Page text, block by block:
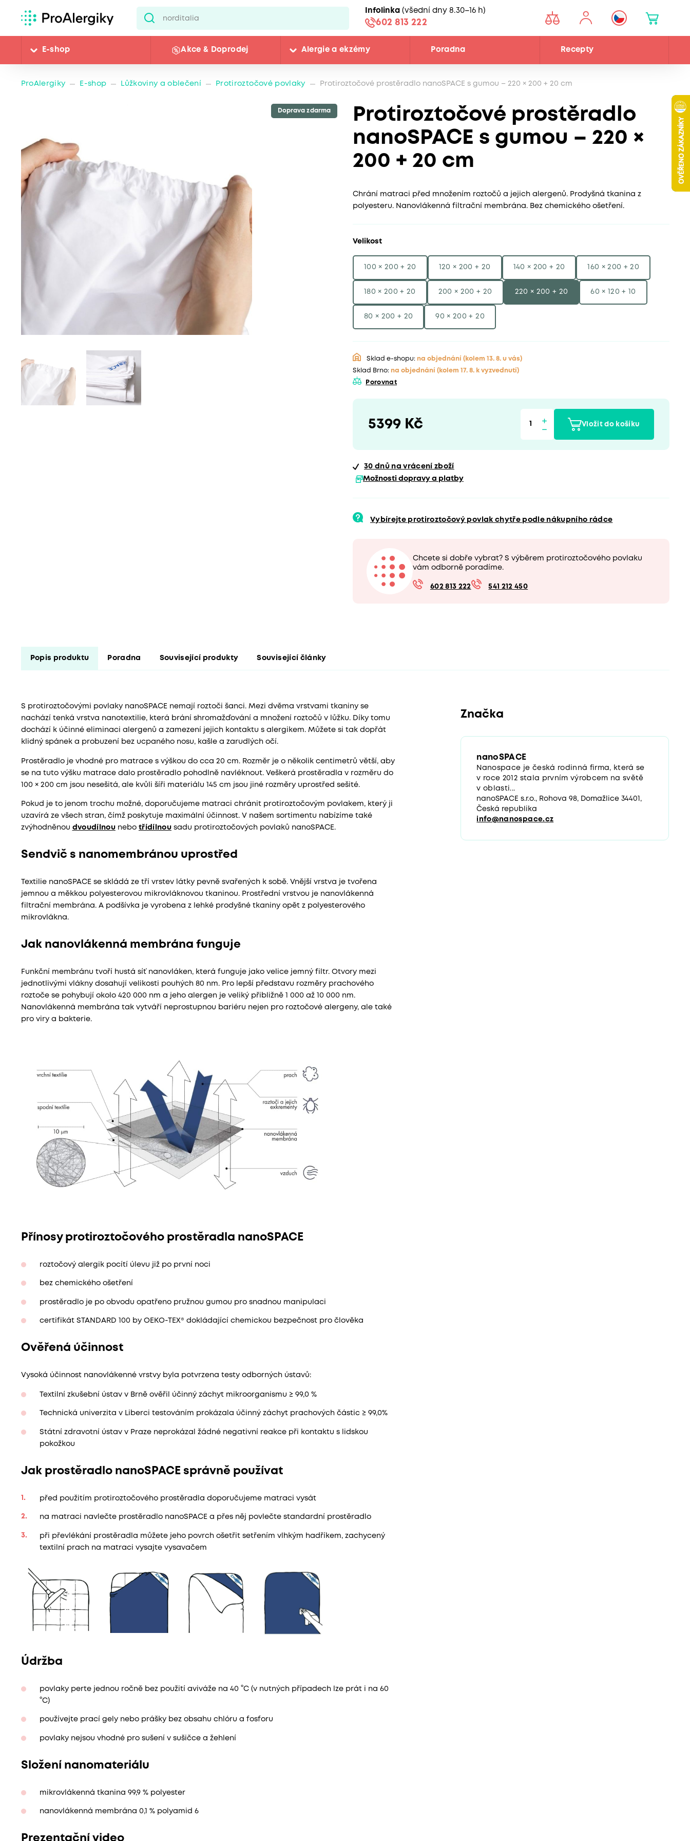
Infolinka (všední dny 8.30–16 h)
602 813 222
E-shop Akce & Doprodej Alergie a ekzémy Poradna Recepty
ProAlergiky E-shop Lůžkoviny a oblečení Protiroztočové povlaky Protiroztočové prostěradlo nanoSPACE s gumou – 220 × 200 + 20 cm
Protiroztočové prostěradlo
nanoSPACE s gumou – 220 ×
200 + 20 cm
Doprava zdarma
Chrání matraci před množením roztočů a jejich alergenů. Prodyšná tkanina z
polyesteru. Nanovlákenná filtrační membrána. Bez chemického ošetření.
Velikost
100 × 200 + 20 120 × 200 + 20 140 × 200 + 20 160 × 200 + 20
180 × 200 + 20 200 × 200 + 20 220 × 200 + 20 60 × 120 + 10
80 × 200 + 20 90 × 200 + 20
Sklad e-shopu: na objednání (kolem 13. 8. u vás)
Sklad Brno: na objednání (kolem 17. 8. k vyzvednutí)
Porovnat
5399 Kč Vložit do košíku
30 dnů na vrácení zboží
Možnosti dopravy a platby
Vybírejte protiroztočový povlak chytře podle nákupního rádce
Chcete si dobře vybrat? S výběrem protiroztočového povlaku
vám odborně poradíme.
602 813 222 541 212 450
Popis produktu Poradna Související produkty Související články
S protiroztočovými povlaky nanoSPACE nemají roztoči šanci. Mezi dvěma vrstvami tkaniny se
nachází tenká vrstva nanotextilie, která brání shromažďování a množení roztočů v lůžku. Díky tomu
dochází k účinné eliminaci alergenů a zamezení jejich kontaktu s alergikem. Můžete si tak dopřát
klidný spánek a probuzení bez ucpaného nosu, kašle a zarudlých očí.
Prostěradlo je vhodné pro matrace s výškou do cca 20 cm. Rozměr je o několik centimetrů větší, aby
se na tuto výšku matrace dalo prostěradlo pohodlně navléknout. Veškerá prostěradla v rozměru do
100 × 200 cm jsou nesešitá, ale kvůli šíři materiálu 145 cm jsou jiné rozměry uprostřed sešité.
Pokud je to jenom trochu možné, doporučujeme matraci chránit protiroztočovým povlakem, který ji
uzavírá ze všech stran, čímž poskytuje maximální účinnost. V našem sortimentu nabízíme také
zvýhodněnou dvoudílnounebo třídílnousadu protiroztočových povlaků nanoSPACE.
Sendvič s nanomembránou uprostřed
Textilie nanoSPACE se skládá ze tří vrstev látky pevně svařených k sobě. Vnější vrstva je tvořena
jemnou a měkkou polyesterovou mikrovláknovou tkaninou. Prostřední vrstvou je nanovlákenná
filtrační membrána. A podšívka je vyrobena z lehké prodyšné tkaniny opět z polyesterového
mikrovlákna.
Jak nanovlákenná membrána funguje
Funkční membránu tvoří hustá síť nanovláken, která funguje jako velice jemný filtr. Otvory mezi
jednotlivými vlákny dosahují velikosti pouhých 80 nm. Pro lepší představu rozměry prachového
roztoče se pohybují okolo 420 000 nm a jeho alergen je veliký přibližně 1 000 až 10 000 nm.
Nanovlákenná membrána tak vytváří neprostupnou bariéru nejen pro roztočové alergeny, ale také
pro viry a bakterie.
Přínosy protiroztočového prostěradla nanoSPACE
roztočový alergik pocítí úlevu již po první noci
bez chemického ošetření
prostěradlo je po obvodu opatřeno pružnou gumou pro snadnou manipulaci
certifikát STANDARD 100 by OEKO-TEX® dokládající chemickou bezpečnost pro člověka
Ověřená účinnost
Vysoká účinnost nanovlákenné vrstvy byla potvrzena testy odborných ústavů:
Textilní zkušební ústav v Brně ověřil účinný záchyt mikroorganismu ≥ 99,0 %
Technická univerzita v Liberci testováním prokázala účinný záchyt prachových částic ≥ 99,0%
Státní zdravotní ústav v Praze neprokázal žádné negativní reakce při kontaktu s lidskou
pokožkou
Jak prostěradlo nanoSPACE správně používat
před použitím protiroztočového prostěradla doporučujeme matraci vysát
na matraci navlečte prostěradlo nanoSPACE a přes něj povlečte standardní prostěradlo
při převlékání prostěradla můžete jeho povrch ošetřit setřením vlhkým hadříkem, zachycený
textilní prach na matraci vysajte vysavačem
Údržba
povlaky perte jednou ročně bez použití aviváže na 40 °C (v nutných případech lze prát i na 60
°C)
používejte prací gely nebo prášky bez obsahu chlóru a fosforu
povlaky nejsou vhodné pro sušení v sušičce a žehlení
Složení nanomateriálu
mikrovlákenná tkanina 99,9 % polyester
nanovlákenná membrána 0,1 % polyamid 6
Prezentační video
Značka
nanoSPACE
Nanospace je česká rodinná firma, která se
v roce 2012 stala prvním výrobcem na světě
v oblasti...
nanoSPACE s.r.o., Rohova 98, Domažlice 34401,
Česká republika
info@nanospace.cz